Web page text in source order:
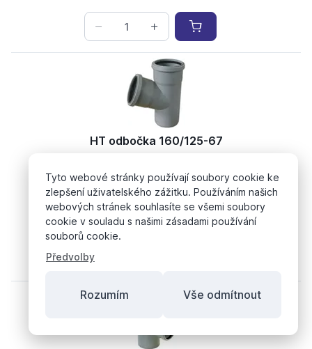
HT odbočka 160/125-67
Obj.č./typ: HTEA16012567
Skladem
1 153,
Tyto webové stránky používají soubory cookie ke
zlepšení uživatelského zážitku. Používáním našich
webových stránek souhlasíte se všemi soubory
cookie v souladu s našimi zásadami používání
souborů cookie.
Předvolby
Rozumím Vše odmítnout